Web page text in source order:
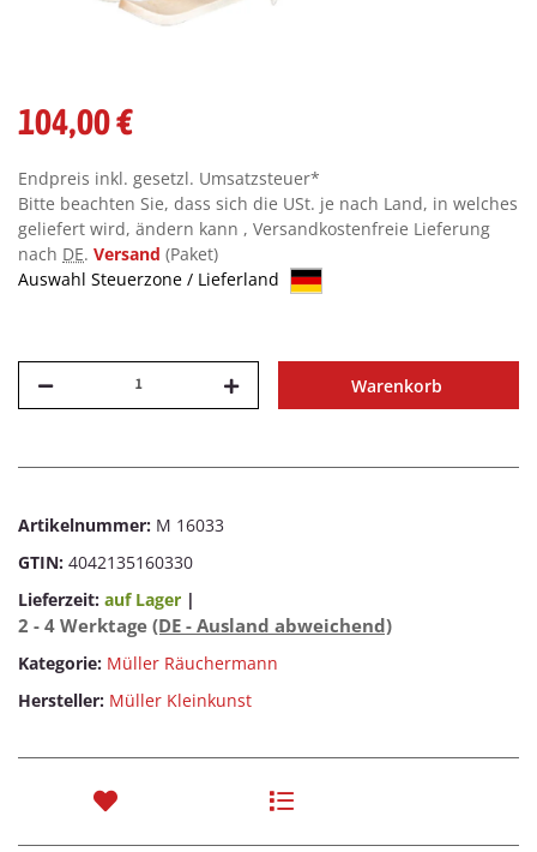
104,00 €
Endpreis inkl. gesetzl. Umsatzsteuer*
Bitte beachten Sie, dass sich die USt. je nach Land, in welches
geliefert wird, ändern kann , Versandkostenfreie Lieferung
nach DE. Versand (Paket)
Auswahl Steuerzone / Lieferland
Warenkorb
Artikelnummer: M 16033
GTIN: 4042135160330
Lieferzeit: auf Lager |
2 - 4 Werktage (DE - Ausland abweichend)
Kategorie: Müller Räuchermann
Hersteller: Müller Kleinkunst